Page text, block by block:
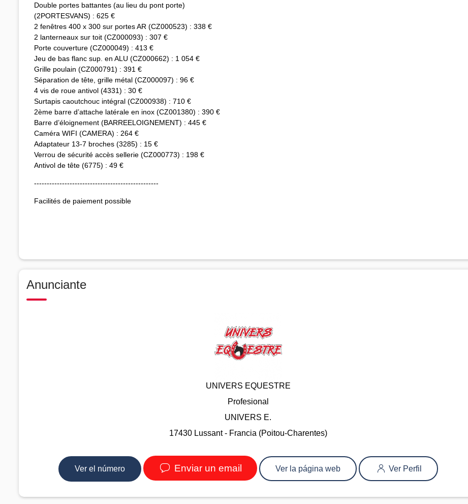
Double portes battantes (au lieu du pont porte)
(2PORTESVANS) : 625 €
2 fenêtres 400 x 300 sur portes AR (CZ000523) : 338 €
2 lanterneaux sur toit (CZ000093) : 307 €
Porte couverture (CZ000049) : 413 €
Jeu de bas flanc sup. en ALU (CZ000662) : 1 054 €
Grille poulain (CZ000791) : 391 €
Séparation de tête, grille métal (CZ000097) : 96 €
4 vis de roue antivol (4331) : 30 €
Surtapis caoutchouc intégral (CZ000938) : 710 €
2ème barre d’attache latérale en inox (CZ001380) : 390 €
Barre d’éloignement (BARREELOIGNEMENT) : 445 €
Caméra WIFI (CAMERA) : 264 €
Adaptateur 13-7 broches (3285) : 15 €
Verrou de sécurité accès sellerie (CZ000773) : 198 €
Antivol de tête (6775) : 49 €
-------------------------------------------------
Facilités de paiement possible
Anunciante
UNIVERS EQUESTRE
Profesional
UNIVERS E.
17430 Lussant - Francia (Poitou-Charentes)
Ver el número Enviar un email Ver la página web Ver Perfil